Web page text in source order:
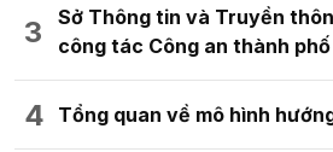
không gian đô thị”
Sở Thông tin và Truyền
công tác Công an thành phố
Tổng quan về mô hình